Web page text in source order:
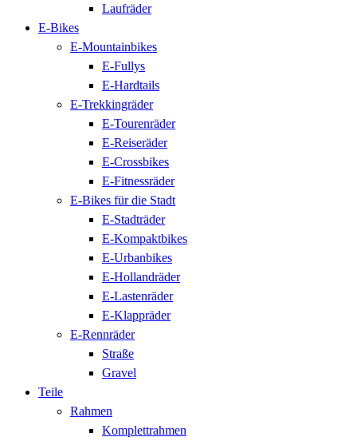
Laufräder
E-Bikes
E-Mountainbikes
E-Fullys
E-Hardtails
E-Trekkingräder
E-Tourenräder
E-Reiseräder
E-Crossbikes
E-Fitnessräder
E-Bikes für die Stadt
E-Stadträder
E-Kompaktbikes
E-Urbanbikes
E-Hollandräder
E-Lastenräder
E-Klappräder
E-Rennräder
Straße
Gravel
Teile
Rahmen
Komplettrahmen